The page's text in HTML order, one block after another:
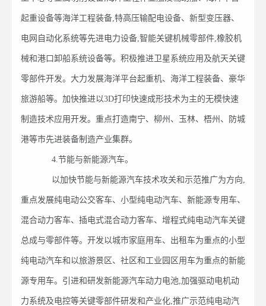
起重设备等海洋工程装备,特高压输配电设备、新型变压器、
电网自动化系统等先进电力设备,智能关键机械零部件,橡胶机
械和港口卸船系统设备等。积极推进卫星系统应用及航天关键
零部件开发。大力发展海洋平台起重机、海洋工程装备、豪华
旅游船等。加快推进以3D打印快速成形技术为主的无模快速
制造技术应用开发。重点打造南宁、柳州、玉林、梧州、防城
港等市先进装备制造产业集群。
4.节能与新能源汽车。
以加快节能与新能源汽车技术攻关和示范推广为方向,
重点发展纯电动公交客车、小型纯电动汽车、新能源专用车、
混合动力客车、插电式混合动力客车、增程式纯电动汽车关键
总成与零部件等。开发以城市家庭用车、出租车为重点的小型
纯电动汽车和以旅游景区、社区和工业园区用车为重点的新能
源专用车。引进和研发新能源汽车动力电池,加强驱动电机动
力系统及电控等关键零部件研发和产业化,推广示范纯电动汽